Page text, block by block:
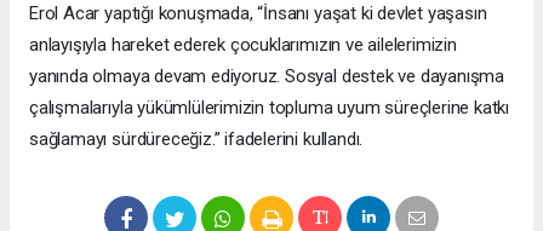
Erol Acar yaptığı konuşmada, “İnsanı yaşat ki devlet yaşasın
anlayışıyla hareket ederek çocuklarımızın ve ailelerimizin
yanında olmaya devam ediyoruz. Sosyal destek ve dayanışma
çalışmalarıyla yükümlülerimizin topluma uyum süreçlerine katkı
sağlamayı sürdüreceğiz.” ifadelerini kullandı.